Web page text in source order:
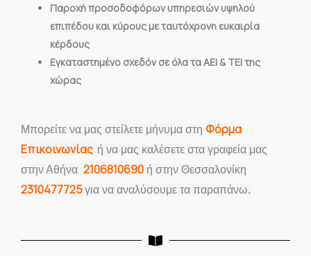
Παροχή προσοδοφόρων υπηρεσιών υψηλού
επιπέδου και κύρους με ταυτόχρονη ευκαιρία
κέρδους
Εγκαταστημένο σχεδόν σε όλα τα ΑΕΙ & ΤΕΙ της
χώρας
Mπορείτε να μας στείλετε μήνυμα στη Φόρμα
Επικοινωνίας ή να μας καλέσετε στα γραφεία μας
στην Αθήνα 2106810690 ή στην Θεσσαλονίκη
2310477725για να αναλύσουμε τα παραπάνω.